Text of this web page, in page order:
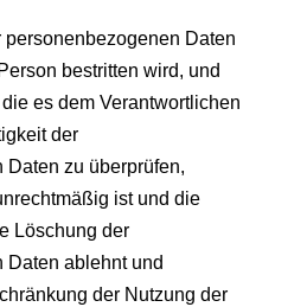
Daten
bestritten wird, und
es dem Verantwortlichen
der
zu überprüfen,
ist und die
Löschung der
Daten ablehnt und
der Nutzung der